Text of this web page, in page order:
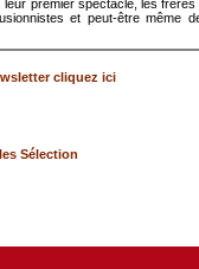
leur premier spectacle, les
et peut-être même
cliquez ici
Sélection